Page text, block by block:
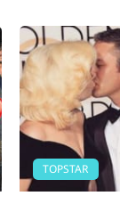
TOPSTAR